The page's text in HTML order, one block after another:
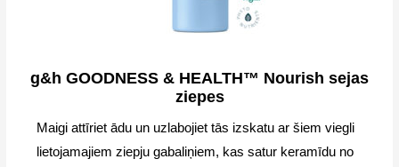
g&h GOODNESS & HEALTH™ Nourish sejas
ziepes
Maigi attīriet ādu un uzlabojiet tās izskatu ar šiem viegli
lietojamajiem ziepju gabaliņiem, kas satur keramīdu no